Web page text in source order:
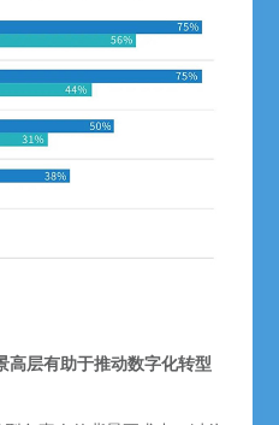
高层有助于推动数字化转型